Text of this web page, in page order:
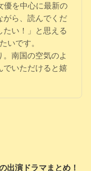
優を中心に最新の
がら、読んでくだ
たい！」と思える
いです。
南国の空気のよ
でいただけると嬉
出演ドラマまとめ！